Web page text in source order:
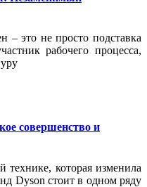
– это не просто подставка
рабочего процесса,
совершенство и
технике, которая изменила
Dyson стоит в одном ряду